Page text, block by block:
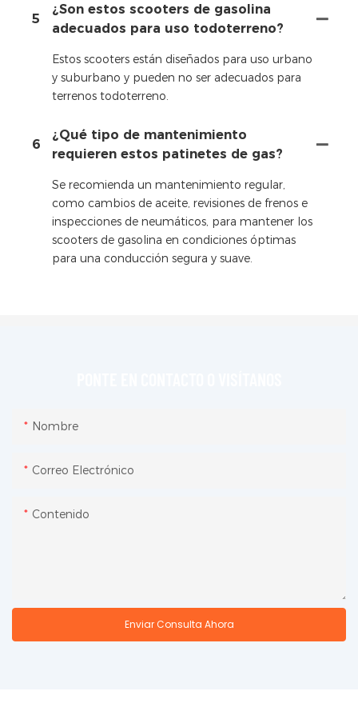
5
¿Son estos scooters de gasolina
adecuados para uso todoterreno?
Estos scooters están diseñados para uso urbano
y suburbano y pueden no ser adecuados para
terrenos todoterreno.
6
¿Qué tipo de mantenimiento
requieren estos patinetes de gas?
Se recomienda un mantenimiento regular,
como cambios de aceite, revisiones de frenos e
inspecciones de neumáticos, para mantener los
scooters de gasolina en condiciones óptimas
para una conducción segura y suave.
Nombre
Correo Electrónico
Contenido
Enviar Consulta Ahora